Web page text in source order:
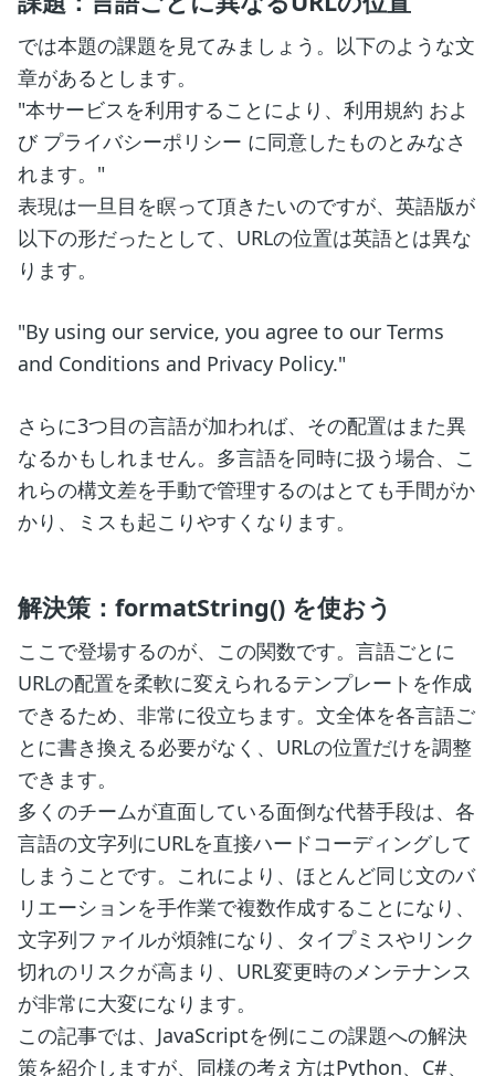
では本題の課題を見てみましょう。以下のような文
章があるとします。
"本サービスを利用することにより、利用規約 およ
び プライバシーポリシー に同意したものとみなさ
れます。"
表現は一旦目を瞑って頂きたいのですが、英語版が
以下の形だったとして、URLの位置は英語とは異な
ります。
"By using our service, you agree to our Terms
and Conditions and Privacy Policy."
さらに3つ目の言語が加われば、その配置はまた異
なるかもしれません。多言語を同時に扱う場合、こ
れらの構文差を手動で管理するのはとても手間がか
かり、ミスも起こりやすくなります。
解決策：formatString() を使おう
ここで登場するのが、この関数です。言語ごとに
URLの配置を柔軟に変えられるテンプレートを作成
できるため、非常に役立ちます。文全体を各言語ご
とに書き換える必要がなく、URLの位置だけを調整
できます。
多くのチームが直面している面倒な代替手段は、各
言語の文字列にURLを直接ハードコーディングして
しまうことです。これにより、ほとんど同じ文のバ
リエーションを手作業で複数作成することになり、
文字列ファイルが煩雑になり、タイプミスやリンク
切れのリスクが高まり、URL変更時のメンテナンス
が非常に大変になります。
この記事では、JavaScriptを例にこの課題への解決
策を紹介しますが、同様の考え方はPython、C#、